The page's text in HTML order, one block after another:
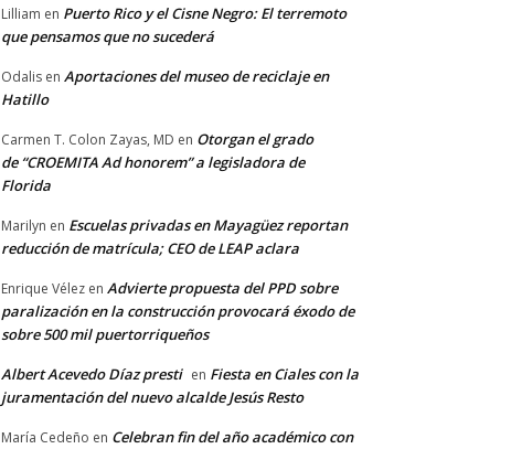
Lilliam en Puerto Rico y el Cisne Negro: El terremoto
que pensamos que no sucederá
Odalis en Aportaciones del museo de reciclaje en
Hatillo
Carmen T. Colon Zayas, MD en Otorgan el grado
de “CROEMITA Ad honorem” a legisladora de
Florida
Marilyn en Escuelas privadas en Mayagüez reportan
reducción de matrícula; CEO de LEAP aclara
Enrique Vélez en Advierte propuesta del PPD sobre
paralización en la construcción provocará éxodo de
sobre 500 mil puertorriqueños
Albert Acevedo Díaz presti en Fiesta en Ciales con la
juramentación del nuevo alcalde Jesús Resto
María Cedeño en Celebran fin del año académico con